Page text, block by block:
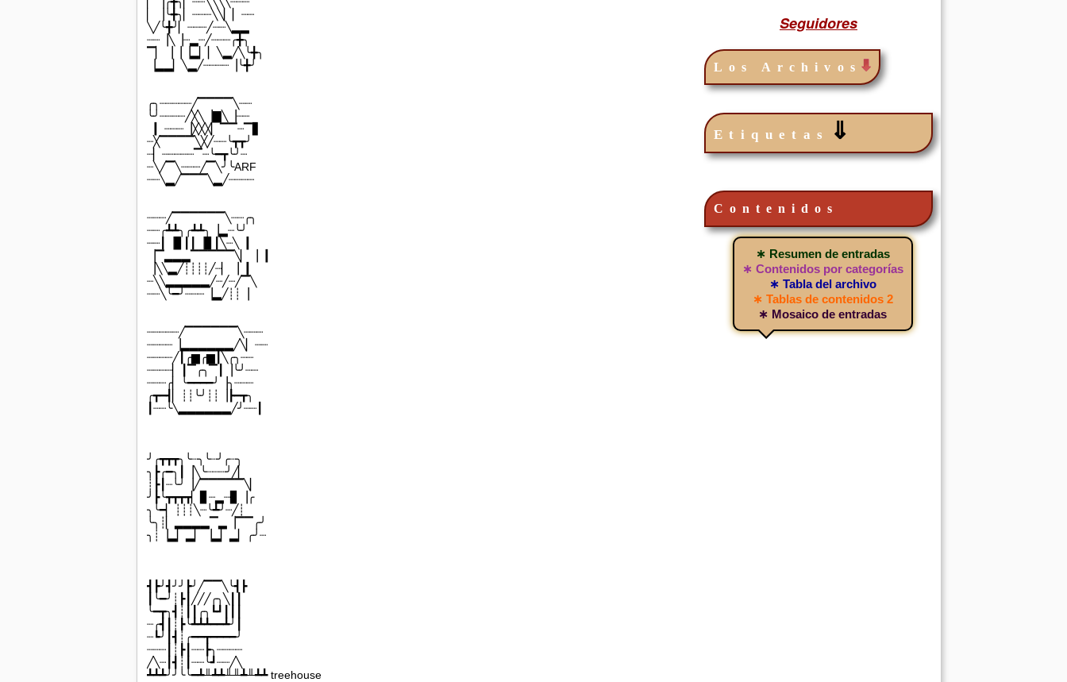
▏▕╰╋╮▏┈┈┈╲╲▏▏┈┈
╲╱╰╋╯▏┈┈┈╱┈┈╲▂▂
┈┈▕╲▕┈▂┈╱┈┈┈╭╋╮
▔▏▕▕▕▂▏▏╲▂╱╲╰╋╮
▕▂▂▏╲▂╱┈┈┈┈▕╰╋╯
╭╮┈┈┈┈┈╱▔▔▔▔╲┈┈
╰╯┈┈┈┈╱╳╲▕▇╲▕┈┈
▕▏┈┈┈▕╳╳╳▏▔▔┈▔▋
┈╳▔▔▔▔╲╳╱┈┈╰┳┳╯
┈▏┈┈┈┈┈▔┈╰━┳╰╯┈
┈╲╱▔╲┈┈┈╱▔╲╯╰ARF
┈┈╲▂╱▔▔▔╲▂╱┈┈┈┈
┈┈┈╱▔▔▔▔▔▔╲┈┈╭╮
┈┈╭┻┻╮╭┻┻╮▕▂┈╰╯
┈┈┃▕▊┃┃▕▊┃╲┈╲▕▏
▕▔▂▂▂▔▔▔▔▔╲▏▕▕▏
▕╲╲▂╱┊┊┊┊╱┈▏▕▕▏
┈╲╲▂▂▂▂▂╱┈╱┈╱▔╲
┈┈╲╰━╯┈┈┈▕▂╱┊┊▕
┈┈┈┈┈╱▔▔▔▔▔▔╲┈┈┈
┈┈┈┈▕▂▂▂▂▂▂╱╲▏┈┈
┈┈┈┈╱┃╭▆╭▆┃╲╭╮┈┈
┈┈┈┈▏┃▔╭╮▔┃▕╰╯┈┈
┈┈┈╭▏╰━━━━╯▕╮┈┈┈
╭┳━┫▏┊┊╰╯┊┊▕┣━┳╮
┃┈┈╰╲▂▂▂▂▂▂╱╯┈┈┃
╯╭┳┳┳╮╰┈╮╰┈╯╭┈╮
╮┣╭━╮┃▕╲╰┈┈┈╯╱▏
┊┣┃┈╰╯▕╱▔▔▔▔▔╲▏
╯┣╰┳┳┳┳▏▊┈▂┈▊▕╭
╮╰━▏┊┊┊╲┈╰┻╯┈╱┊
╰╮┊▏▂▂▂▂▔▂▕▔▔╭╯
╮┊▕▂▏▂▏▕▂▏▂▏╭╯┈
┫┣╯┫╯╯┣╯╱▔▔╲╰┫┣
┃╰━╯┊┣┃╱╱╱╭╮╲┃┃
╰━┳╮┫┊┃┃╭╮┗┛┃┃┃
┈╭┫┃┊┣╰┻┻┻━━┻╯┃
┈┗╯┃┫┊╭━━┳━━━━╯
┈┈┈┃┊┣┃┈┈┣╮┈┈┈┈
╱╲┈┃┫┊┃┈┈╰┛┈┈╱╲
┻┻┻╯╯╰╰━┻╨┻┻╨╨┻╨┻┻ treehouse
Seguidores
Los Archivos
Etiquetas ⇓
Contenidos
∗ Resumen de entradas
∗ Contenidos por categorías
∗ Tabla del archivo
∗ Tablas de contenidos 2
∗ Mosaico de entradas